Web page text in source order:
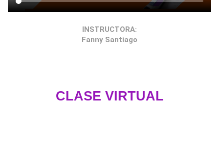
INSTRUCTORA:
Fanny Santiago
CLASE VIRTUAL